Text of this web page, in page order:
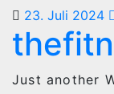
23. Juli 2024
Just another